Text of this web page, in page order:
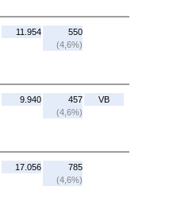
11.954
550
(4,6%)
9.940
457
(4,6%)
VB
17.056
785
(4,6%)